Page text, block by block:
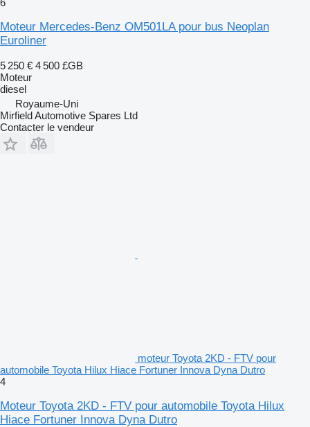
6
Moteur Mercedes-Benz OM501LA pour bus Neoplan
Euroliner
5 250 € 4 500 £GB
Moteur
diesel
Royaume-Uni
Mirfield Automotive Spares Ltd
Contacter le vendeur
moteur Toyota 2KD - FTV pour
automobile Toyota Hilux Hiace Fortuner Innova Dyna Dutro
4
Moteur Toyota 2KD - FTV pour automobile Toyota Hilux
Hiace Fortuner Innova Dyna Dutro